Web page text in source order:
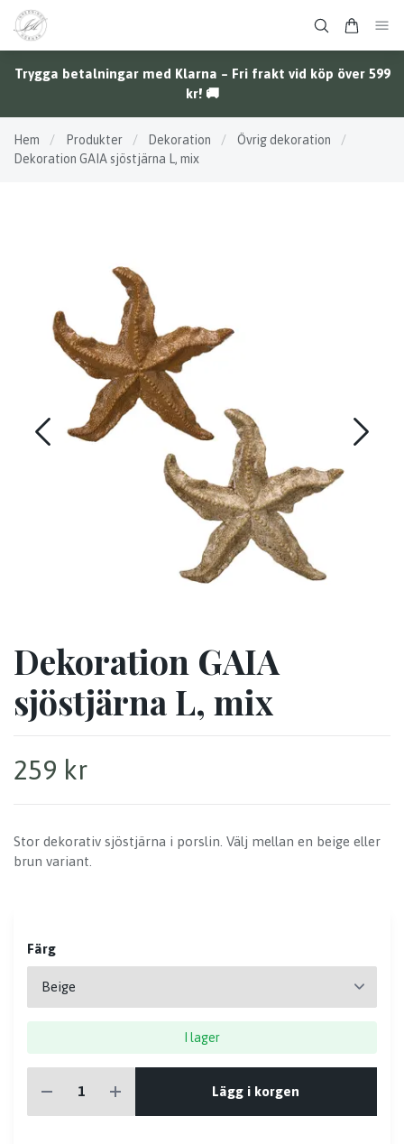
Trygga betalningar med Klarna – Fri frakt vid köp över 599
kr! 🚚
Hem / Produkter / Dekoration / Övrig dekoration
/
Dekoration GAIA sjöstjärna L, mix
Dekoration GAIA
sjöstjärna L, mix
259 kr
Stor dekorativ sjöstjärna i porslin. Välj mellan en beige eller
brun variant.
Färg
I lager
Lägg i korgen